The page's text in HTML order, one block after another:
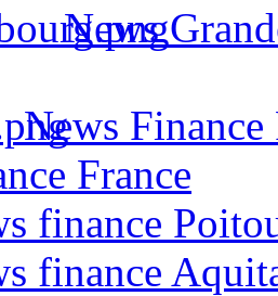
News
News Finance
France
finance
finance